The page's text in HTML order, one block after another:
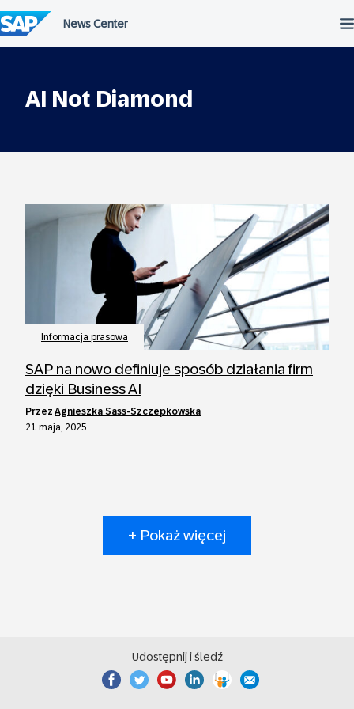
do
treści
AI Not Diamond
Informacja prasowa
SAP na nowo definiuje sposób działania firm
dzięki Business AI
przez Agnieszka Sass-Szczepkowska
21 maja, 2025
+ Pokaż więcej
Udostępnij i śledź